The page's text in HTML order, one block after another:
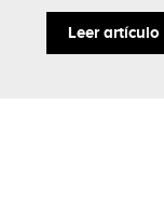
Leer artículo